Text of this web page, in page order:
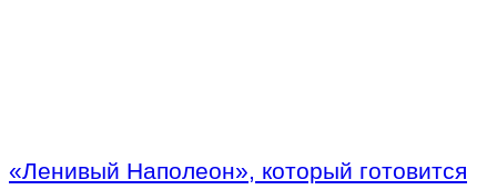
«Ленивый Наполеон», который готовится